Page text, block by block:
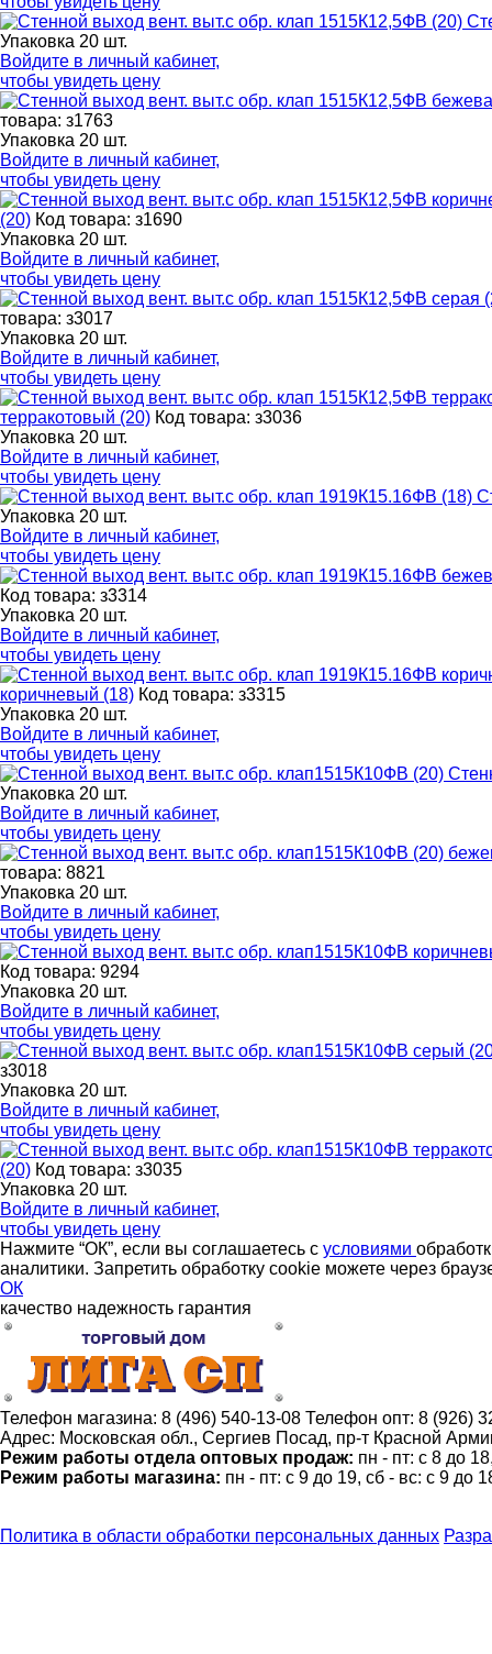
Упаковка 20 шт.
Войдите в личный кабинет,
чтобы увидеть цену
товара: з1763
Упаковка 20 шт.
Войдите в личный кабинет,
чтобы увидеть цену
(20) Код товара: з1690
Упаковка 20 шт.
Войдите в личный кабинет,
чтобы увидеть цену
товара: з3017
Упаковка 20 шт.
Войдите в личный кабинет,
чтобы увидеть цену
терракотовый (20) Код товара: з3036
Упаковка 20 шт.
Войдите в личный кабинет,
чтобы увидеть цену
Упаковка 20 шт.
Войдите в личный кабинет,
чтобы увидеть цену
Код товара: з3314
Упаковка 20 шт.
Войдите в личный кабинет,
чтобы увидеть цену
коричневый (18) Код товара: з3315
Упаковка 20 шт.
Войдите в личный кабинет,
чтобы увидеть цену
Упаковка 20 шт.
Войдите в личный кабинет,
чтобы увидеть цену
товара: 8821
Упаковка 20 шт.
Войдите в личный кабинет,
чтобы увидеть цену
Код товара: 9294
Упаковка 20 шт.
Войдите в личный кабинет,
чтобы увидеть цену
з3018
Упаковка 20 шт.
Войдите в личный кабинет,
чтобы увидеть цену
(20) Код товара: з3035
Упаковка 20 шт.
Войдите в личный кабинет,
чтобы увидеть цену
Нажмите “ОК”, если вы соглашаетесь с условиями
аналитики. Запретить обработку cookie можете через
ОК
качество надежность гарантия
Телефон магазина: 8 (496) 540-13-08 Телефон опт: 8 (926)
Адрес: Московская обл., Сергиев Посад, пр-т Красной
Режим работы отдела оптовых продаж: пн - пт: с 8 до
Режим работы магазина: пн - пт: с 9 до 19, сб - вс: с 9 до
Политика в области обработки персональных данных